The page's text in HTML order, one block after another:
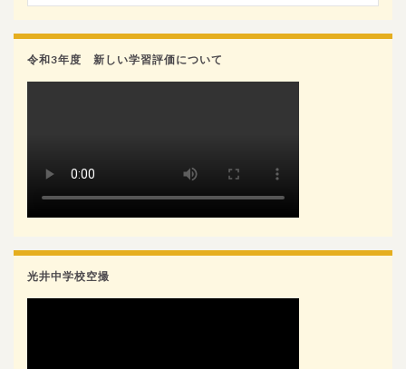
令和3年度 新しい学習評価について
光井中学校空撮